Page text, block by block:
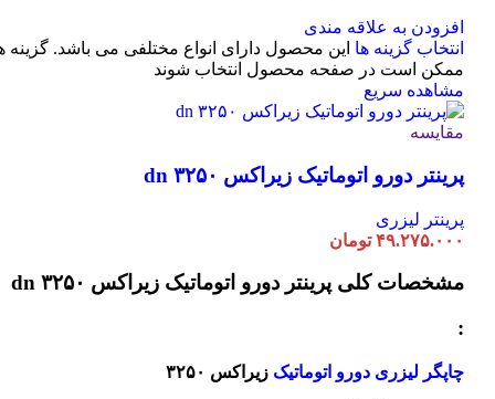
افزودن به علاقه مندی
انتخاب گزینه ها این محصول دارای انواع مختلفی می باشد. گزینه
ممکن است در صفحه محصول انتخاب شوند
مشاهده سریع
مقایسه
پرینتر دورو اتوماتیک زیراکس dn ۳۲۵۰
پرینتر لیزری
۴۹.۲۷۵.۰۰۰ تومان
مشخصات کلی پرینتر دورو اتوماتیک زیراکس dn ۳۲۵۰
:
چاپگر لیزری دورو اتوماتیک زیراکس ۳۲۵۰